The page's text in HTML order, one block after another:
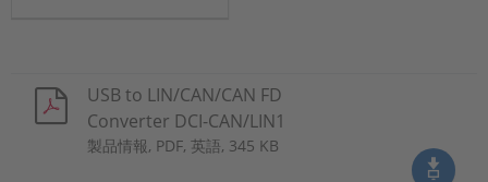
USB to LIN/CAN/CAN FD
Converter DCI-CAN/LIN1
製品情報, PDF, 英語, 345 KB